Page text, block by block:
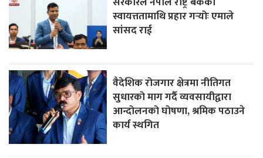
स्वायत्ततामाथि प्रहार गर्‍योः एमाले
सांसद राई
वैदेशिक रोजगार क्षेत्रमा नीतिगत
सुधारको माग गर्दै व्यवसायीद्वारा
आन्दोलनको घोषणा, श्रमिक पठाउने
कार्य स्थगित